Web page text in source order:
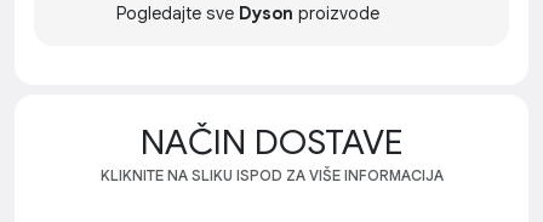
Pogledajte sve Dyson proizvode
NAČIN DOSTAVE
KLIKNITE NA SLIKU ISPOD ZA VIŠE INFORMACIJA